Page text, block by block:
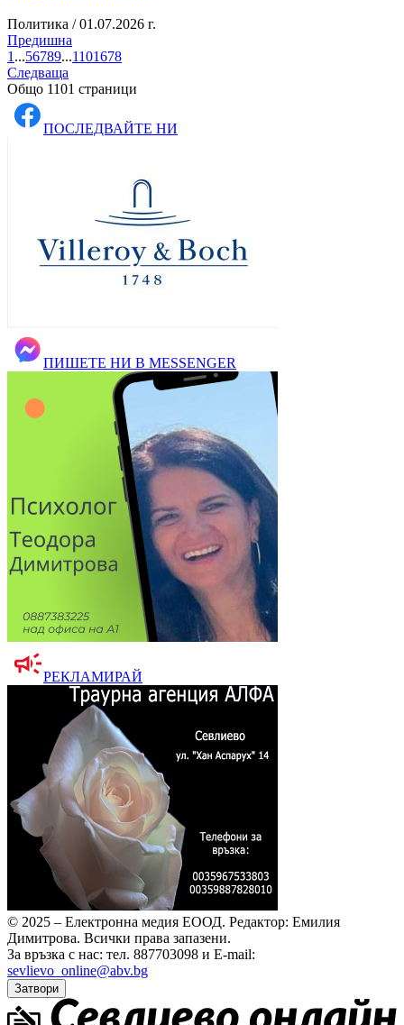
Политика / 01.07.2026 г.
Предишна
1 ...56789...1101678
Следваща
Общо 1101 страници
ПОСЛЕДВАЙТЕ НИ
ПИШЕТЕ НИ В MESSENGER
РЕКЛАМИРАЙ
© 2025 – Електронна медия ЕООД. Редактор: Емилия
Димитрова. Всички права запазени.
За връзка с нас: тел. 887703098 и E-mail:
sevlievo_online@abv.bg
Затвори